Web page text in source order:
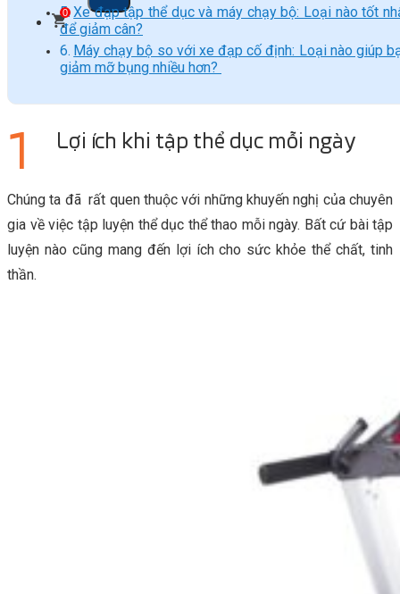
0 Xe đạp tập thể dục và máy chạy bộ: Loại nào tốt
để giảm cân?
Máy chạy bộ so với xe đạp cố định: Loại nào giúp
giảm mỡ bụng nhiều hơn?
Lợi ích khi tập thể dục mỗi ngày
Chúng ta đã rất quen thuộc với những khuyến nghị của chuyên
gia về việc tập luyện thể dục thể thao mỗi ngày. Bất cứ bài tập
luyện nào cũng mang đến lợi ích cho sức khỏe thể chất, tinh
thần.